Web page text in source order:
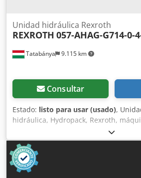
Tatabánya 9.115 km
Unidad hidráulica Rexroth
REXROTH 057-AHAG-G714-0-
Consultar
Estado: listo para usar (usado),
hidráulica, Hydropack, Rexroth,
Dgtmofx Amgor Fabricante: Rexroth
0-4-A Dimensiones: 870 x 750 x 1570
tanque: 160 litros Tipo de bomba:
bar Datos eléctricos: Motor ABB 380-
1,2/2,1 A Número de válvulas: 14